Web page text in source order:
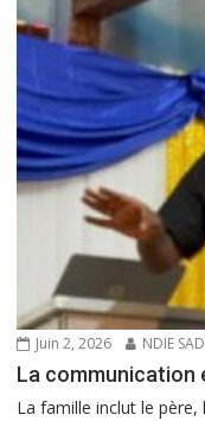
Juin 2, 2026 NDIE
La communication
La famille inclut le